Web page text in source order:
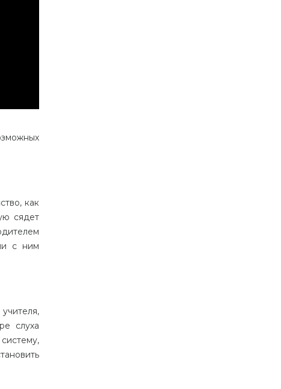
как
сядет
с ним
слуха